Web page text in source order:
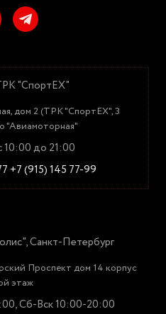
"СпортЕХ"
дом 2 (ТРК "СпортЕХ", 3
"Авиамоторная"
10:00 до 21:00
+7 (915) 145 77-99
Санкт-Петербург
Проспект дом 14 корпус
этаж
Сб-Вск 10:00-20:00